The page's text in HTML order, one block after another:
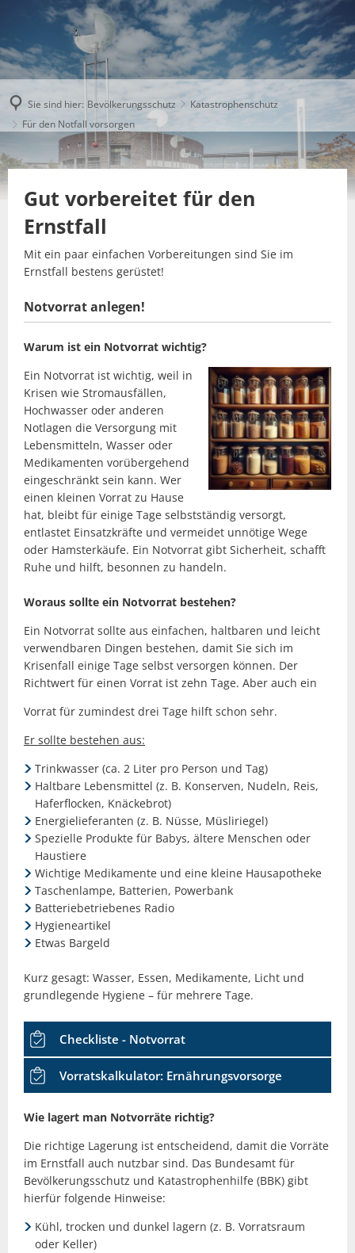
Sie sind hier: Bevölkerungsschutz
Katastrophenschutz
Für den Notfall vorsorgen
Gut vorbereitet für den
Ernstfall
Mit ein paar einfachen Vorbereitungen sind Sie im
Ernstfall bestens gerüstet!
Notvorrat anlegen!
Warum ist ein Notvorrat wichtig?
Ein Notvorrat ist wichtig, weil in
Krisen wie Stromausfällen,
Hochwasser oder anderen
Notlagen die Versorgung mit
Lebensmitteln, Wasser oder
Medikamenten vorübergehend
eingeschränkt sein kann. Wer
einen kleinen Vorrat zu Hause
hat, bleibt für einige Tage selbstständig versorgt,
entlastet Einsatzkräfte und vermeidet unnötige Wege
oder Hamsterkäufe. Ein Notvorrat gibt Sicherheit, schafft
Ruhe und hilft, besonnen zu handeln.
Woraus sollte ein Notvorrat bestehen?
Ein Notvorrat sollte aus einfachen, haltbaren und leicht
verwendbaren Dingen bestehen, damit Sie sich im
Krisenfall einige Tage selbst versorgen können. Der
Richtwert für einen Vorrat ist zehn Tage. Aber auch ein
Vorrat für zumindest drei Tage hilft schon sehr.
Er sollte bestehen aus:
Trinkwasser (ca. 2 Liter pro Person und Tag)
Haltbare Lebensmittel (z. B. Konserven, Nudeln, Reis,
Haferflocken, Knäckebrot)
Energielieferanten (z. B. Nüsse, Müsliriegel)
Spezielle Produkte für Babys, ältere Menschen oder
Haustiere
Wichtige Medikamente und eine kleine Hausapotheke
Taschenlampe, Batterien, Powerbank
Batteriebetriebenes Radio
Hygieneartikel
Etwas Bargeld
Kurz gesagt: Wasser, Essen, Medikamente, Licht und
grundlegende Hygiene – für mehrere Tage.
Checkliste - Notvorrat
Vorratskalkulator: Ernährungsvorsorge
Wie lagert man Notvorräte richtig?
Die richtige Lagerung ist entscheidend, damit die Vorräte
im Ernstfall auch nutzbar sind. Das Bundesamt für
Bevölkerungsschutz und Katastrophenhilfe (BBK) gibt
hierfür folgende Hinweise:
Kühl, trocken und dunkel lagern (z. B. Vorratsraum
oder Keller)